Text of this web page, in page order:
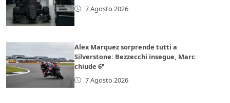
7 Agosto 2026
Alex Marquez sorprende tutti a
Silverstone: Bezzecchi insegue, Marc
chiude 6°
7 Agosto 2026